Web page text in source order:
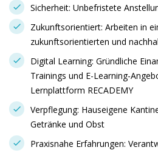
Sicherheit: Unbefristete
Zukunftsorientiert: Arbeiten in
zukunftsorientierten und
Digital Learning: Gründliche
Trainings und E-Learning-
Lernplattform RECADEMY
Verpflegung: Hauseigene
Getränke und Obst
Praxisnahe Erfahrungen: